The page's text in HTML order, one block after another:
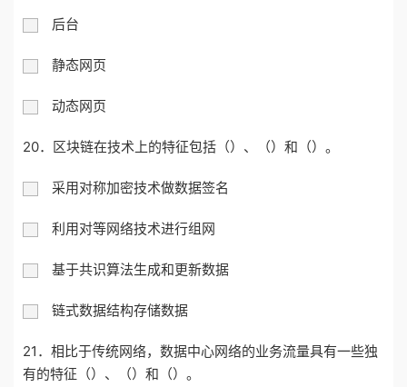
后台
静态网页
动态网页
20． 区块链在技术上的特征包括（）、（）和（）。
采用对称加密技术做数据签名
利用对等网络技术进行组网
基于共识算法生成和更新数据
链式数据结构存储数据
21． 相比于传统网络，数据中心网络的业务流量具有一些独
有的特征 （） 、 （） 和 （） 。